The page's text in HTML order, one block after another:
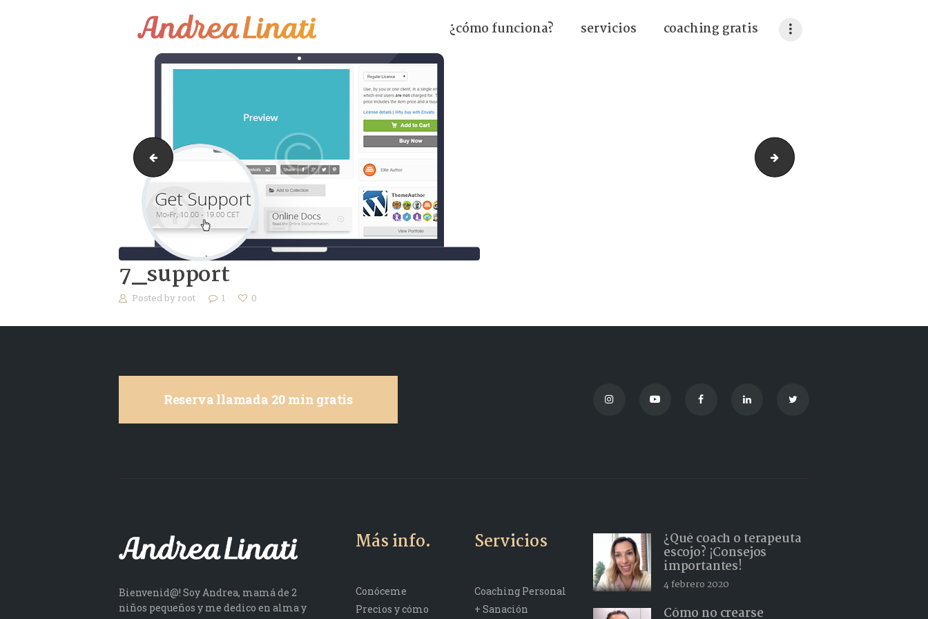
¿cómo funciona? servicios coaching gratis
¿Cómo funciona?
Servicios
Conóceme
Contáctame
Blog
image-14 7_support-updated-tablet
7_support
Posted by root 1 0
Reserva llamada 20 min gratis
Bienvenid@! Soy Andrea, mamá de 2
niños pequeños y me dedico en alma y
Más info.
Conóceme
Precios y cómo
Servicios
Coaching Personal
+ Sanación
¿Qué coach o terapeuta
escojo? ¡Consejos
importantes!
4 febrero 2020
Cómo no crearse